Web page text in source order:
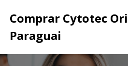
para
Comprar Cytotec
Paraguai